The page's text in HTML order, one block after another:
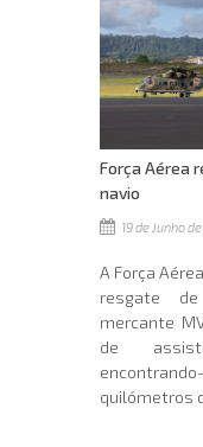
Força Aérea
navio
19 de Junho
A Força
resgate
mercante
de
quilómetros